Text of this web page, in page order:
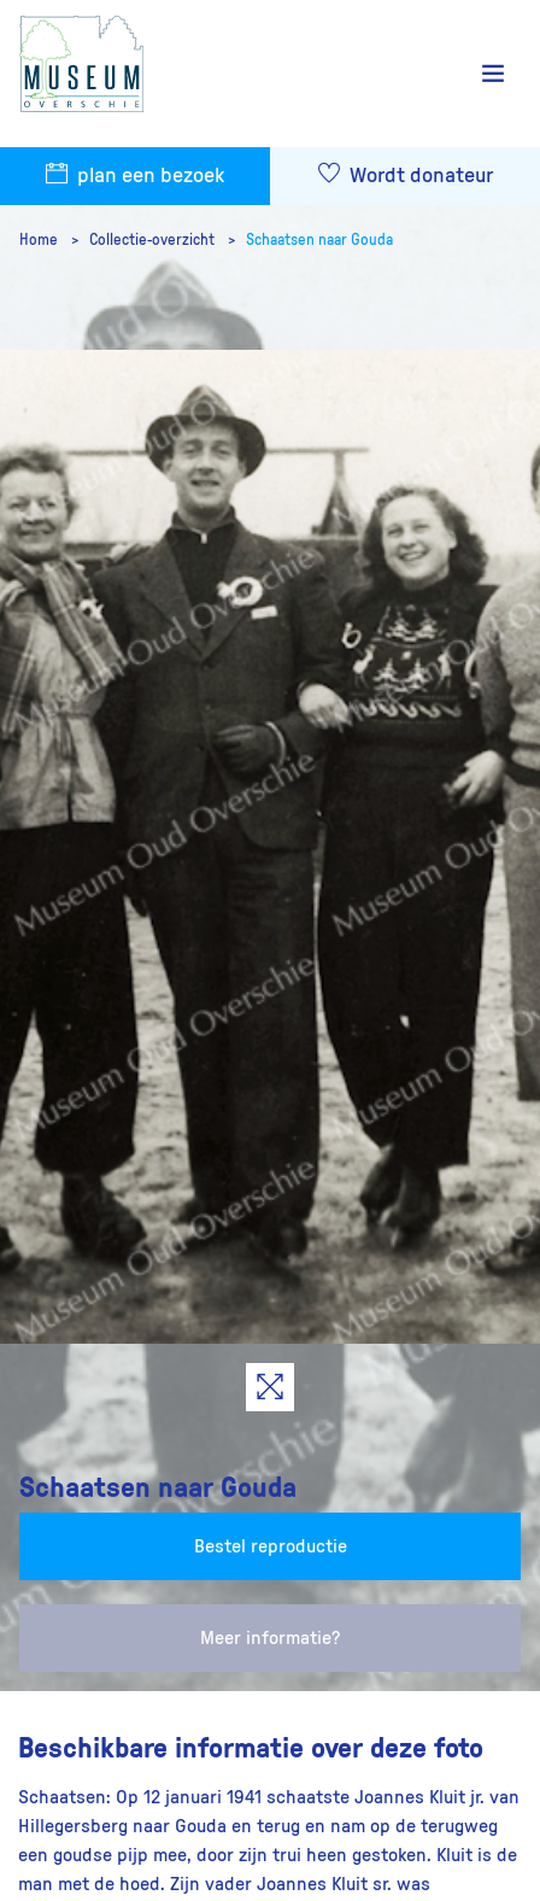
plan een bezoek Wordt donateur
Home Collectie-overzicht Schaatsen naar Gouda
Schaatsen naar Gouda
Bestel reproductie
Meer informatie?
Beschikbare informatie over deze foto
Schaatsen: Op 12 januari 1941 schaatste Joannes Kluit jr. van
Hillegersberg naar Gouda en terug en nam op de terugweg
een goudse pijp mee, door zijn trui heen gestoken. Kluit is de
man met de hoed. Zijn vader Joannes Kluit sr. was